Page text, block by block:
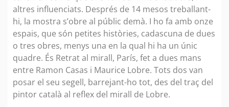
altres influenciats. Després de 14 mesos treballant-
hi, la mostra s’obre al públic demà. I ho fa amb onze
espais, que són petites històries, cadascuna de dues
o tres obres, menys una en la qual hi ha un únic
quadre. És Retrat al mirall, París, fet a dues mans
entre Ramon Casas i Maurice Lobre. Tots dos van
posar el seu segell, barrejant-ho tot, des del traç del
pintor català al reflex del mirall de Lobre.